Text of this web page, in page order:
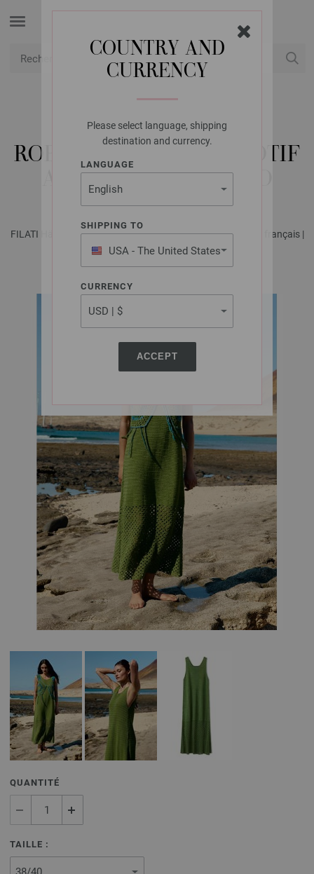
COUNTRY AND
CURRENCY
Please select language, shipping
destination and currency.
LANGUAGE
SHIPPING TO
USA - The United States
of America
CURRENCY
ACCEPT
LANA GROSSA
ROBE EN BRIDES ET MOTIF
A DAMIER SOLO LINO
FILATI Häkeln No. 8 - Magazine allemand + explications en français |
Modèle 37
QUANTITÉ
TAILLE :